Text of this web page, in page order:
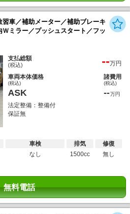
／補助メーター／補助ブレーキ
Ｗミラー／プッシュスタート／フッ
支払総額
(税込) --万円
車両本体価格
(税込)
ASK
諸費用
(税込)
--万円
法定整備：整備付
保証無
車検
なし
排気
1500cc
修復
無し
無料電話